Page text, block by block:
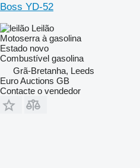
Boss YD-52
Leilão
Motoserra à gasolina
Estado novo
Combustível gasolina
Grã-Bretanha, Leeds
Euro Auctions GB
Contacte o vendedor